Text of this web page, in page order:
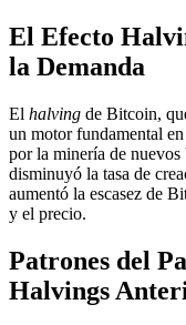
El Efecto
la Demanda
El halving de Bitcoin,
un motor fundamental
por la minería de
disminuyó la tasa de
aumentó la escasez de
y el precio.
Patrones del
Halvings